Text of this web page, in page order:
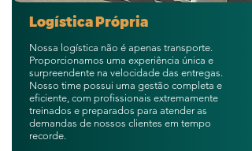
Logística Própria
Nossa logística não é apenas transporte.
Proporcionamos uma experiência única e
surpreendente na velocidade das entregas.
Nosso time possui uma gestão completa e
eficiente, com profissionais extremamente
treinados e preparados para atender as
demandas de nossos clientes em tempo
recorde.